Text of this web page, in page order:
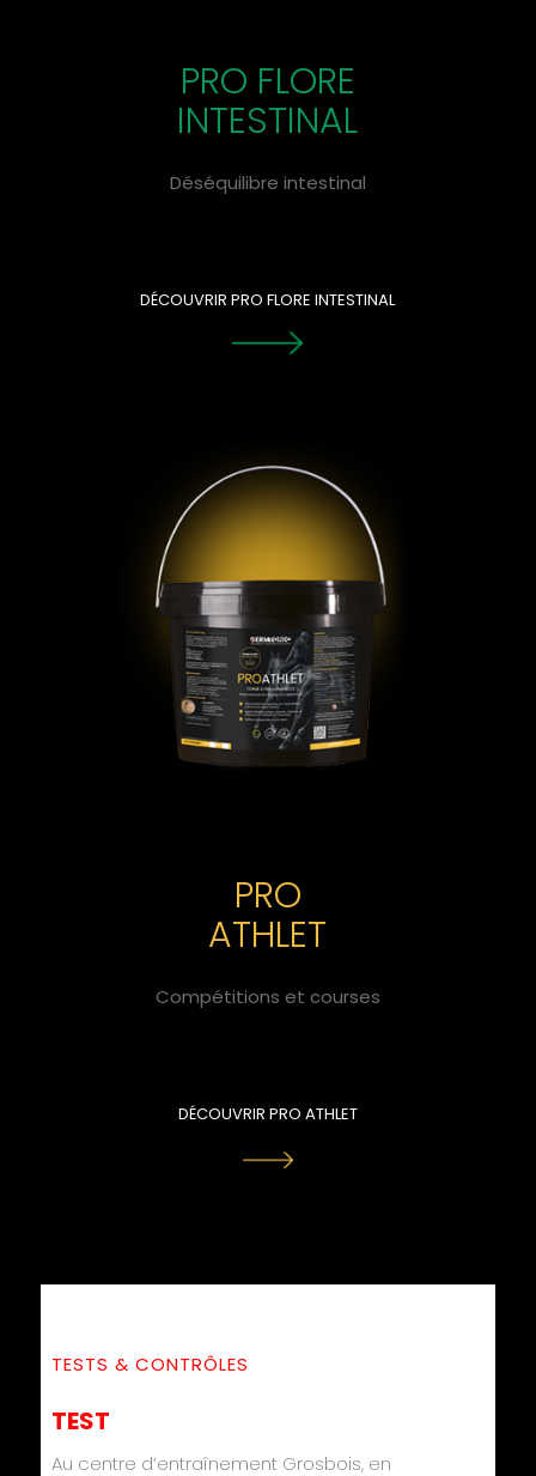
PRO FLORE
INTESTINAL
Déséquilibre intestinal
DÉCOUVRIR PRO FLORE INTESTINAL
PRO
ATHLET
Compétitions et courses
DÉCOUVRIR PRO ATHLET
TESTS & CONTRÔLES
TEST
Au centre d’entraînement Grosbois, en